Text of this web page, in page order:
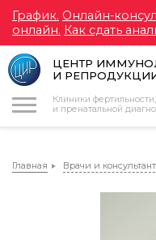
График. Онлайн-
онлайн. Как сдать
ЦЕНТР
И
Клиники
и пренатальной
Главная Врачи и